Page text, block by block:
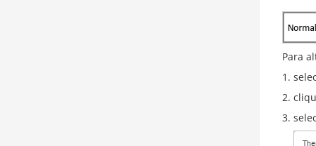
Para